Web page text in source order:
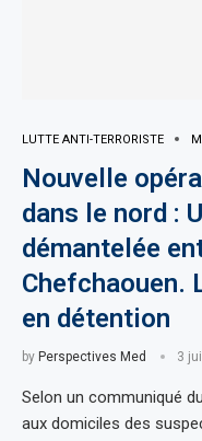
LUTTE ANTI-TERRORISTE
Nouvelle
dans le nord :
démantelée
Chefchaouen.
en détention
by Perspectives Med 3
Selon un communiqué
aux domiciles des